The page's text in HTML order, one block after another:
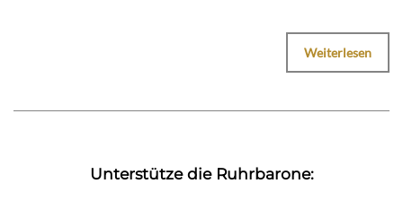
Weiterlesen
Unterstütze die Ruhrbarone: